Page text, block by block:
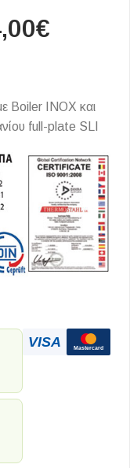
€
Boiler INOX και
full-plate SLI
VISA Mastercard